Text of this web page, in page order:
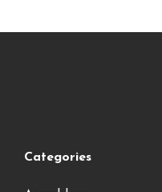
Categories